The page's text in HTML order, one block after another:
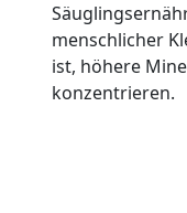
menschlicher
ist, höhere
konzentrieren.